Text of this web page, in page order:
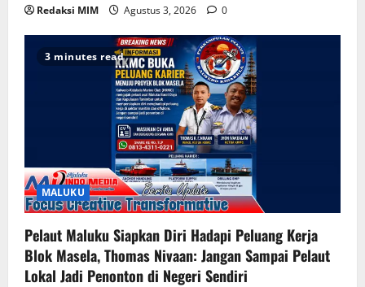
Redaksi MIM Agustus 3, 2026 0
3 minutes read
MALUKU
Pelaut Maluku Siapkan Diri Hadapi Peluang Kerja
Blok Masela, Thomas Nivaan: Jangan Sampai Pelaut
Lokal Jadi Penonton di Negeri Sendiri